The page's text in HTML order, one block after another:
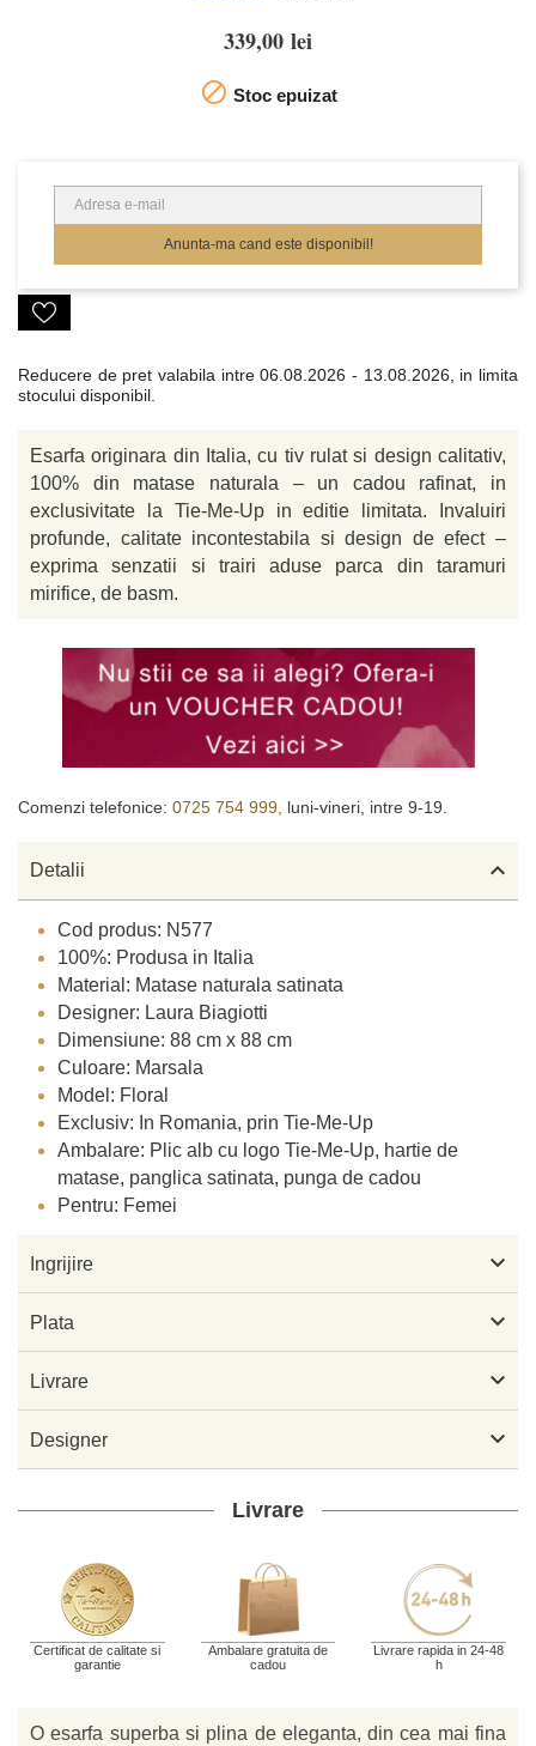
339,00 lei
 Stoc epuizat
Anunta-ma cand este disponibil!
Reducere de pret valabila intre06.08.2026 - 13.08.2026, in limita
stocului disponibil.
Esarfa originara din Italia, cu tiv rulat si design calitativ,
100% din matase naturala – un cadou rafinat, in
exclusivitate la Tie-Me-Up in editie limitata. Invaluiri
profunde, calitate incontestabila si design de efect –
exprima senzatii si trairi aduse parca din taramuri
mirifice, de basm.
Comenzi telefonice: 0725 754 999, luni-vineri, intre 9-19.
Detalii 
Cod produs: N577
100%: Produsa in Italia
Material: Matase naturala satinata
Designer: Laura Biagiotti
Dimensiune: 88 cm x 88 cm
Culoare: Marsala
Model: Floral
Exclusiv: In Romania, prin Tie-Me-Up
Ambalare: Plic alb cu logo Tie-Me-Up, hartie de
matase, panglica satinata, punga de cadou
Pentru: Femei
Ingrijire 
Plata 
Livrare 
Designer 
Livrare
Certificat de calitate si
garantie
Ambalare gratuita de
cadou
Livrare rapida in 24-48
h
O esarfa superba si plina de eleganta, din cea mai fina